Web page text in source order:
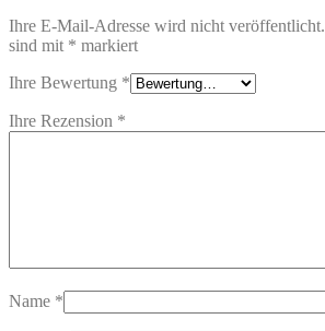
Ihre E-Mail-Adresse wird nicht veröffentlicht.
sind mit * markiert
Ihre Bewertung *
Ihre Rezension *
Name *